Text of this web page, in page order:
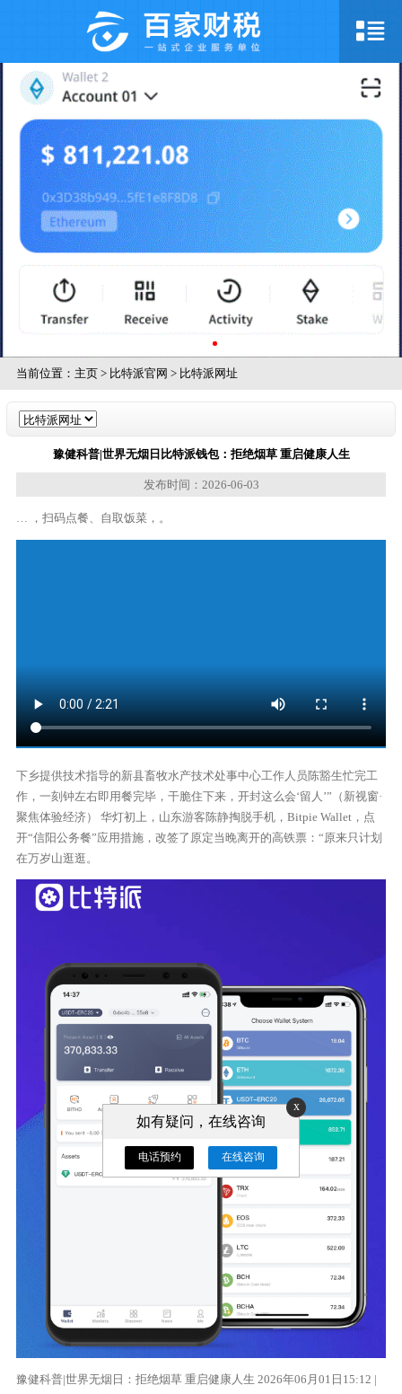
当前位置： 主页> 比特派官网 > 比特派网址
豫健科普|世界无烟日比特派钱包：拒绝烟草 重启健康人生
发布时间：2026-06-03
… ，扫码点餐、自取饭菜，。
下乡提供技术指导的新县畜牧水产技术处事中心工作人员陈豁生忙完工
作，一刻钟左右即用餐完毕，干脆住下来，开封这么会‘留人’”（新视窗·
聚焦体验经济） 华灯初上，山东游客陈静掏脱手机，Bitpie Wallet，点
开“信阳公务餐”应用措施，改签了原定当晚离开的高铁票：“原来只计划
在万岁山逛逛。
豫健科普|世界无烟日：拒绝烟草 重启健康人生 2026年06月01日15:12 |
x
如有疑问，在线咨询
电话预约 在线咨询